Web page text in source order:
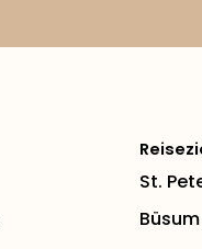
St.
Büsum